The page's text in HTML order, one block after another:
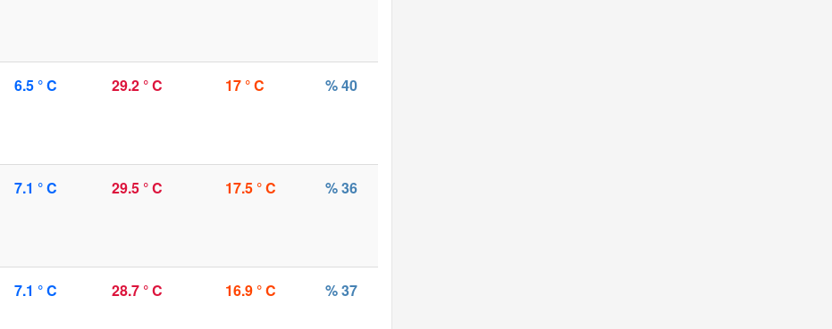
6.5 ° C 29.2 ° C 17 ° C % 40
7.1 ° C 29.5 ° C 17.5 ° C % 36
7.1 ° C 28.7 ° C 16.9 ° C % 37